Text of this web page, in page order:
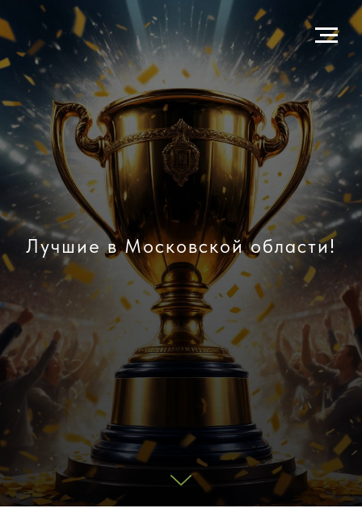
Лучшие в Московской области!